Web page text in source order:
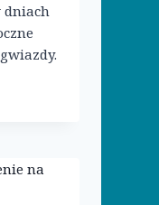
dniach